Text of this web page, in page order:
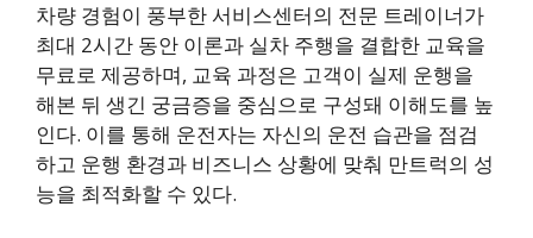
차량 경험이 풍부한 서비스센터의 전문 트레이너가
최대 2시간 동안 이론과 실차 주행을 결합한 교육을
무료로 제공하며, 교육 과정은 고객이 실제 운행을
해본 뒤 생긴 궁금증을 중심으로 구성돼 이해도를 높
인다. 이를 통해 운전자는 자신의 운전 습관을 점검
하고 운행 환경과 비즈니스 상황에 맞춰 만트럭의 성
능을 최적화할 수 있다.